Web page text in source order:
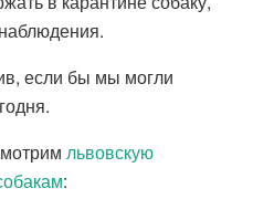
если бы мы могли
львовскую
: